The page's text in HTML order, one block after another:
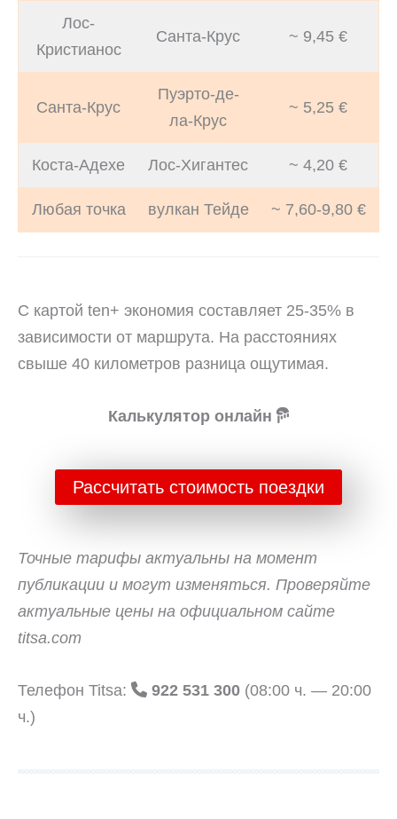
Лос-
Кристианос
Санта-Крус ~ 9,45 €
Санта-Крус
Пуэрто-де-
ла-Крус
~ 5,25 €
Коста-Адехе Лос-Хигантес ~ 4,20 €
Любая точка вулкан Тейде ~ 7,60-9,80 €
С картой ten+ экономия составляет 25-35% в
зависимости от маршрута. На расстояниях
свыше 40 километров разница ощутимая.
Калькулятор онлайн
Рассчитать стоимость поездки
Точные тарифы актуальны на момент
публикации и могут изменяться. Проверяйте
актуальные цены на официальном сайте
titsa.com
Телефон Titsa: 922 531 300 (08:00 ч. — 20:00
ч.)